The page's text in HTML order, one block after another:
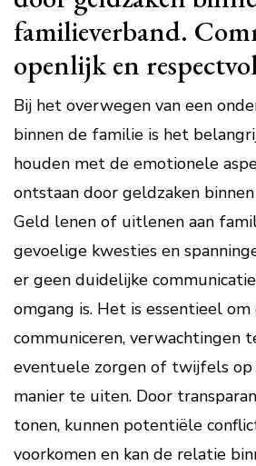
familieverband.
openlijk en
Bij het overwegen van een
binnen de familie is het
houden met de emotionele
ontstaan door geldzaken
Geld lenen of uitlenen aan
gevoelige kwesties en
er geen duidelijke
omgang is. Het is essentieel
communiceren, verwachtingen
eventuele zorgen of twijfels
manier te uiten. Door
tonen, kunnen potentiële
voorkomen en kan de relatie